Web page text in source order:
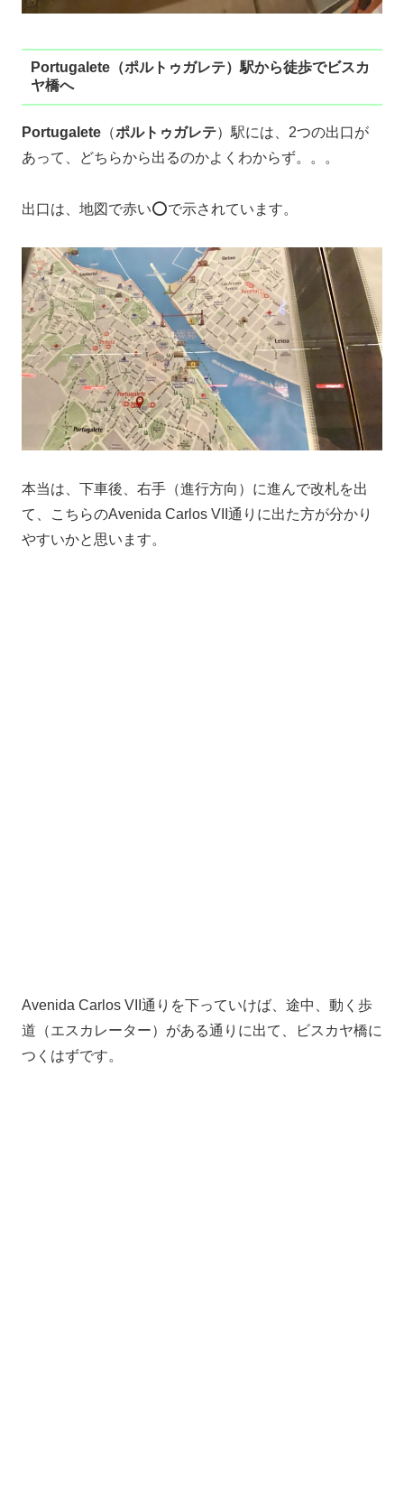
Portugalete（ポルトゥガレテ）駅から徒歩でビスカ
ヤ橋へ
Portugalete （ポルトゥガレテ）駅には、2つの出口が
あって、どちらから出るのかよくわからず。。。
出口は、地図で赤い⭕️で示されています。
本当は、下車後、右手（進行方向）に進んで改札を出
て、こちらのAvenida Carlos VII通りに出た方が分かり
やすいかと思います。
Avenida Carlos VII通りを下っていけば、途中、動く歩
道（エスカレーター）がある通りに出て、ビスカヤ橋に
つくはずです。